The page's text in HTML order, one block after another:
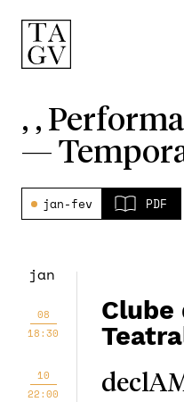
, ,
—
jan-fev PDF
jan
08
18:30
Clube
10
22:00